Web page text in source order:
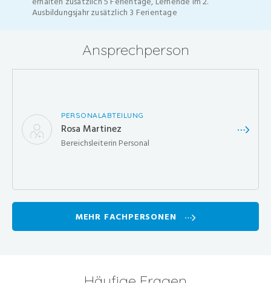
Ausbildungsjahr zusätzlich 3 Ferientage
Ansprechperson
PERSONALABTEILUNG
Rosa Martinez
Bereichsleiterin Personal
MEHR FACHPERSONEN